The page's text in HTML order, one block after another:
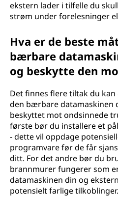
ekstern lader i tilfelle du
strøm under forelesninger
Hva er de beste
bærbare
og beskytte den
Det finnes flere tiltak du
den bærbare datamaskinen
beskyttet mot ondsinnede
første bør du installere et
- dette vil oppdage
programvare før de får
ditt. For det andre bør du
brannmurer fungerer som
datamaskinen din og
potensielt farlige